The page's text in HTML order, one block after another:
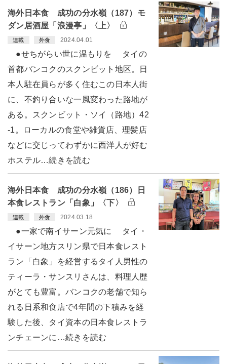
海外日本食 成功の分水嶺（187）モ
ダン居酒屋「浪漫亭」〈上〉
連載 外食 2024.04.01
●せちがらい世に温もりを タイの
首都バンコクのスクンビット地区。日
本人駐在員らが多く住むこの日本人街
に、不釣り合いな一風変わった路地が
ある。スクンビット・ソイ（路地）42
-1。ローカルの食堂や雑貨店、理髪店
などに交じってわずかに西洋人が好む
ホステル…続きを読む
海外日本食 成功の分水嶺（186）日
本食レストラン「白象」〈下〉
連載 外食 2024.03.18
●一家で南イサーン元気に タイ・
イサーン地方スリン県で日本食レスト
ラン「白象」を経営するタイ人男性の
ティーラ・サンスリさんは、料理人歴
がとても豊富。バンコクの老舗で知ら
れる日系和食店で4年間の下積みを経
験した後、タイ資本の日本食レストラ
ンチェーンに…続きを読む